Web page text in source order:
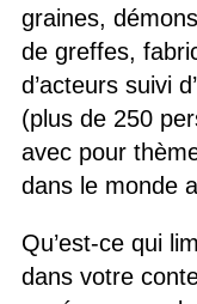
graines,
de greffes,
d’acteurs suivi
(plus de 250
avec pour
dans le monde
Qu’est-ce qui
dans votre